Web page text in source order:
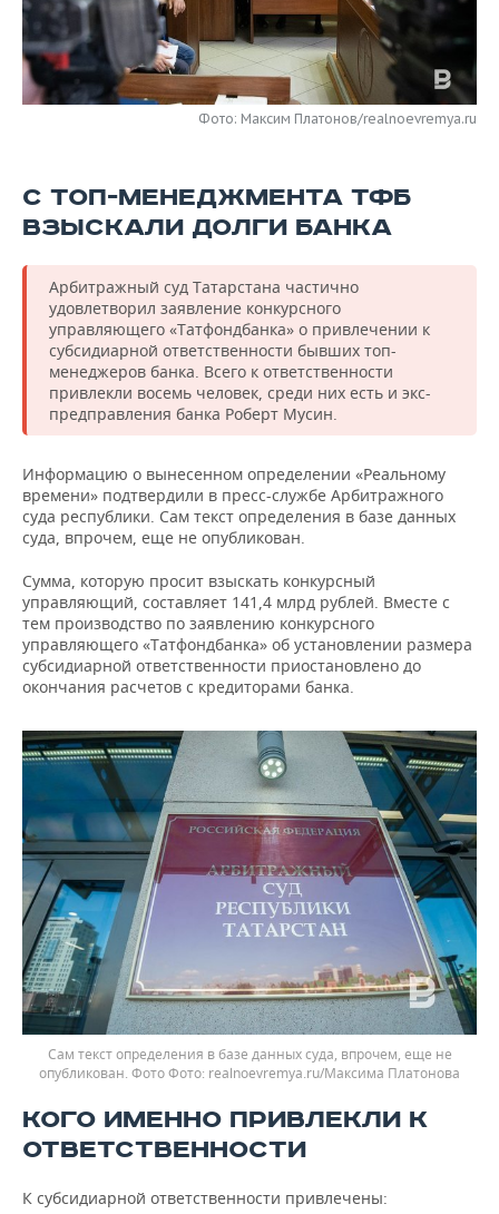
НЕФТЕХИМИЯ
НЕФТЬ
ОПК
РОЗНИЧНАЯ ТОРГОВЛЯ
ТРАНСПОРТ
НОВОСТИ ТЕХНОЛОГИЙ
IT
ТЕЛЕКОММУНИКАЦИИ
МЕРОПРИЯТИЯ
НОВОСТИ МЕРОПРИЯТИЙ
БИЗНЕС-БРАНЧИ
ОТКРЫТАЯ ЛЕКЦИЯ
СПОРТ
ФУТБОЛ
БАСКЕТБОЛ
ВОЛЕЙБОЛ
КИБЕРСПОРТ
ВОДНЫЕ ВИДЫ СПОРТА
ХОККЕЙ С МЯЧОМ
НОВОСТИ ОБЩЕСТВА
ИНФРАСТРУКТУРА
ИСТОРИЯ
КУЛЬТУРА
ОБРАЗОВАНИЕ
ПРОИСШЕСТВИЯ
ФОТОГАЛЕРЕЯ
СПРАВОЧНИК
СПИСОК ПЕРСОН
СПИСОК КОМПАНИЙ
ПОЛНАЯ ВЕРСИЯ
Фото: Максим Платонов/realnoevremya.ru
С ТОП-МЕНЕДЖМЕНТА ТФБ
ВЗЫСКАЛИ ДОЛГИ БАНКА
Арбитражный суд Татарстана частично
удовлетворил заявление конкурсного
управляющего «Татфондбанка» о привлечении к
субсидиарной ответственности бывших топ-
менеджеров банка. Всего к ответственности
привлекли восемь человек, среди них есть и экс-
предправления банка Роберт Мусин.
Информацию о вынесенном определении «Реальному
времени» подтвердили в пресс-службе Арбитражного
суда республики. Сам текст определения в базе данных
суда, впрочем, еще не опубликован.
Сумма, которую просит взыскать конкурсный
управляющий, составляет 141,4 млрд рублей. Вместе с
тем производство по заявлению конкурсного
управляющего «Татфондбанка» об установлении размера
субсидиарной ответственности приостановлено до
окончания расчетов с кредиторами банка.
Сам текст определения в базе данных суда, впрочем, еще не
опубликован. Фото
realnoevremya.ru/Максима Платонова
КОГО ИМЕННО ПРИВЛЕКЛИ К
ОТВЕТСТВЕННОСТИ
К субсидиарной ответственности привлечены: